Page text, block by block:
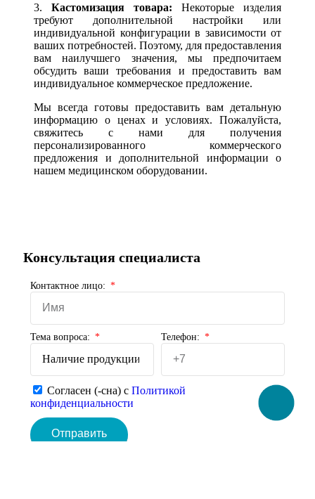
3. Кастомизация товара: Некоторые изделия
требуют дополнительной настройки или
индивидуальной конфигурации в зависимости от
ваших потребностей. Поэтому, для предоставления
вам наилучшего значения, мы предпочитаем
обсудить ваши требования и предоставить вам
индивидуальное коммерческое предложение.
Мы всегда готовы предоставить вам детальную
информацию о ценах и условиях. Пожалуйста,
свяжитесь с нами для получения
персонализированного коммерческого
предложения и дополнительной информации о
нашем медицинском оборудовании.
Консультация специалиста
Контактное лицо:
Тема вопроса: Телефон:
Согласен (-сна) с Политикой
конфиденциальности
Отправить